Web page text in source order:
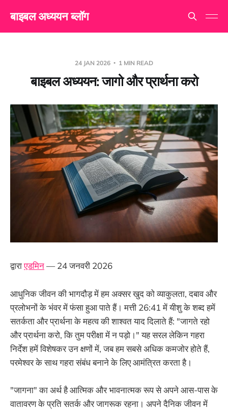
बाइबल अध्ययन ब्लॉग
24 JAN 2026 1 MIN READ
बाइबल अध्ययन: जागो और प्रार्थना करो
द्वाराएडमिन— 24 जनवरी 2026
आधुनिक जीवन की भागदौड़ में हम अक्सर खुद को व्याकुलता, दबाव और
प्रलोभनों के भंवर में फंसा हुआ पाते हैं। मत्ती 26:41 में यीशु के शब्द हमें
सतर्कता और प्रार्थना के महत्व की शाश्वत याद दिलाते हैं: "जागते रहो
और प्रार्थना करो, कि तुम परीक्षा में न पड़ो।" यह सरल लेकिन गहरा
निर्देश हमें विशेषकर उन क्षणों में, जब हम सबसे अधिक कमजोर होते हैं,
परमेश्वर के साथ गहरा संबंध बनाने के लिए आमंत्रित करता है।
"जागना" का अर्थ है आत्मिक और भावनात्मक रूप से अपने आस-पास के
वातावरण के प्रति सतर्क और जागरूक रहना। अपने दैनिक जीवन में